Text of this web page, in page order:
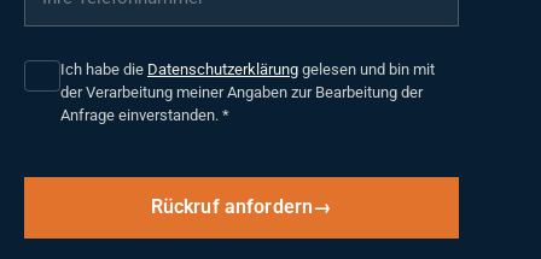
Ich habe die Datenschutzerklärung gelesen und bin mit
der Verarbeitung meiner Angaben zur Bearbeitung der
Anfrage einverstanden. *
Rückruf anfordern